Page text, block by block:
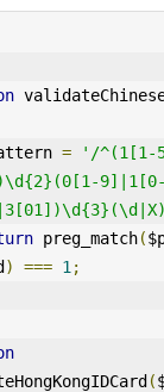
=
'/^(1[1-
preg_match(
) === 1 ;
(